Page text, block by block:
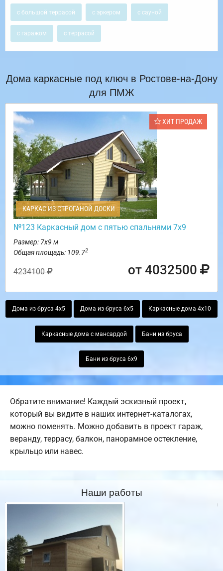
с большой террасой с эркером с сауной
с гаражом с террасой
Дома каркасные под ключ в Ростове-на-Дону
для ПМЖ
ХИТ ПРОДАЖ
КАРКАС ИЗ СТРОГАНОЙ ДОСКИ
№123 Каркасный дом с пятью спальнями 7х9
Размер: 7х9 м
Общая площадь: 109.72
4234100 от 4032500
Дома из бруса 4х5 Дома из бруса 6х5 Каркасные дома 4х10
Каркасные дома с мансардой Бани из бруса
Бани из бруса 6х9
Обратите внимание! Каждый эскизный проект,
который вы видите в наших интернет-каталогах,
можно поменять. Можно добавить в проект гараж,
веранду, террасу, балкон, панорамное остекление,
крыльцо или навес.
Наши работы